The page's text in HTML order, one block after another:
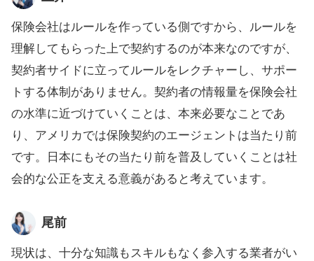
保険会社はルールを作っている側ですから、ルールを
理解してもらった上で契約するのが本来なのですが、
契約者サイドに立ってルールをレクチャーし、サポー
トする体制がありません。契約者の情報量を保険会社
の水準に近づけていくことは、本来必要なことであ
り、アメリカでは保険契約のエージェントは当たり前
です。日本にもその当たり前を普及していくことは社
会的な公正を支える意義があると考えています。
尾前
現状は、十分な知識もスキルもなく参入する業者がい